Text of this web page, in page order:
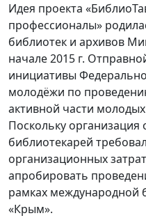
Идея проекта
профессионалы»
библиотек и архивов
начале 2015 г.
инициативы
молодёжи по
активной части
Поскольку организация
библиотекарей
организационных
апробировать
рамках международной
«Крым».